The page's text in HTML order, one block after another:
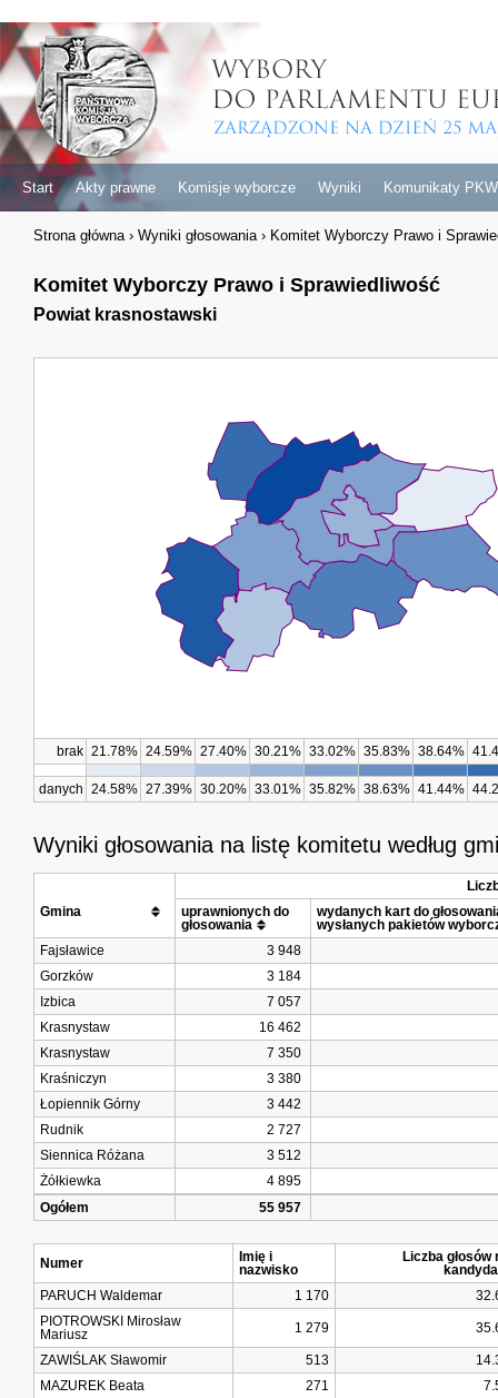
Start Akty prawne Komisje wyborcze Wyniki Komunikaty PKW
Strona główna › Wyniki głosowania › Komitet Wyborczy Prawo i
Komitet Wyborczy Prawo i Sprawiedliwość
Powiat krasnostawski
brak 21.78% 24.59% 27.40% 30.21% 33.02% 35.83% 38.64%
danych 24.58% 27.39% 30.20% 33.01% 35.82% 38.63% 41.44%
Wyniki głosowania na listę komitetu według
uprawnionych do
głosowania
wydanych kart do
wysłanych pakietów
Fajsławice
3 948
Gorzków
3 184
Izbica
7 057
Krasnystaw
16 462
Krasnystaw
7 350
Kraśniczyn
3 380
Łopiennik Górny
3 442
Rudnik
2 727
Siennica Różana
3 512
Żółkiewka
4 895
Ogółem
55 957
Numer
Imię i
nazwisko
Liczba głosów
PARUCH Waldemar
1 170
PIOTROWSKI Mirosław
Mariusz
1 279
ZAWIŚLAK Sławomir 513
MAZUREK Beata
271